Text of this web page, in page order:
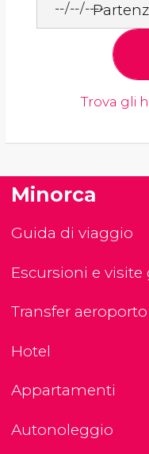
Trova gli
Minorca
Guida di viaggio
Escursioni e visite
Transfer aeroporto
Hotel
Appartamenti
Autonoleggio